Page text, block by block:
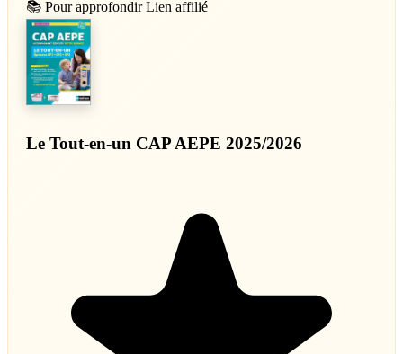
📚 Pour approfondir Lien affilié
Le Tout-en-un CAP AEPE 2025/2026